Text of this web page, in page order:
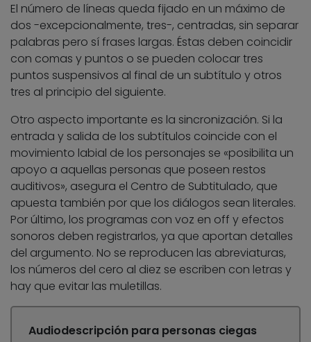
El número de líneas queda fijado en un máximo de
dos -excepcionalmente, tres-, centradas, sin separar
palabras pero sí frases largas. Éstas deben coincidir
con comas y puntos o se pueden colocar tres
puntos suspensivos al final de un subtítulo y otros
tres al principio del siguiente.
Otro aspecto importante es la sincronización. Si la
entrada y salida de los subtítulos coincide con el
movimiento labial de los personajes se «posibilita un
apoyo a aquellas personas que poseen restos
auditivos», asegura el Centro de Subtitulado, que
apuesta también por que los diálogos sean literales.
Por último, los programas con voz en off y efectos
sonoros deben registrarlos, ya que aportan detalles
del argumento. No se reproducen las abreviaturas,
los números del cero al diez se escriben con letras y
hay que evitar las muletillas.
Audiodescripción para personas ciegas